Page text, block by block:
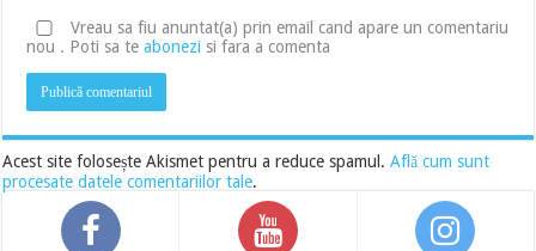
Vreau sa fiu anuntat(a) prin email cand apare un comentariu
nou . Poti sa teabonezi si fara a comenta
Acest site folosește Akismet pentru a reduce spamul.Află cum sunt
procesate datele comentariilor tale.